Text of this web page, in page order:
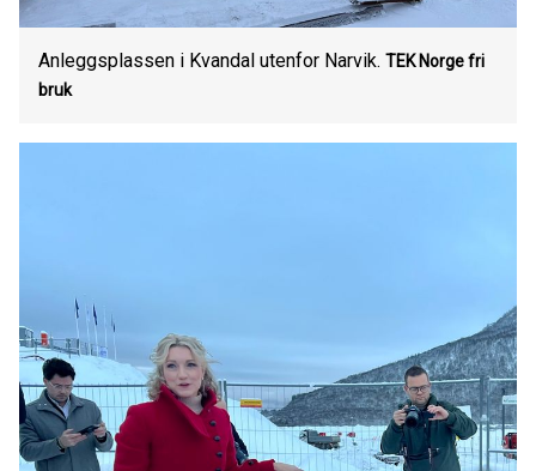
Anleggsplassen i Kvandal utenfor Narvik. TEK Norge fri
bruk